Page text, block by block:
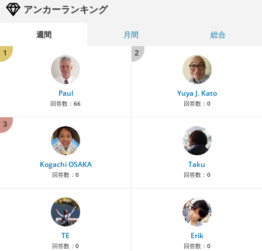
アンカーランキング
週間 月間
総合
1
Paul
回答数： 66
2
Yuya J. Kato
回答数： 0
3
Kogachi OSAKA
回答数： 0
Taku
回答数： 0
TE
回答数： 0
Erik
回答数： 0